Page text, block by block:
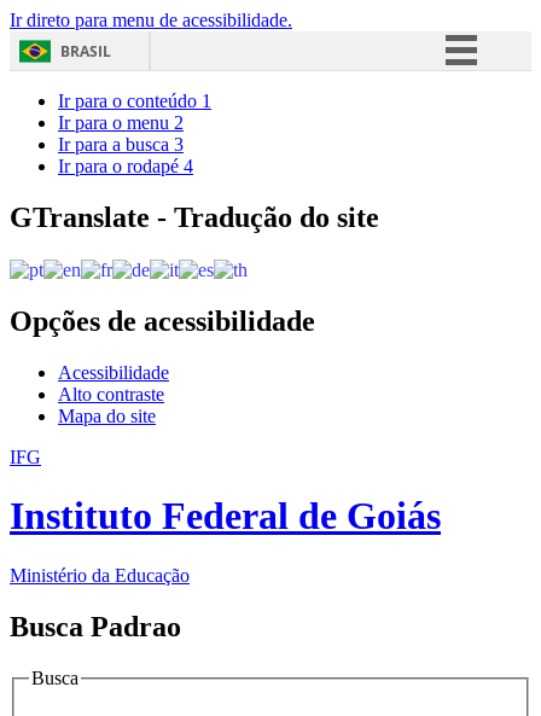
Ir direto para menu de acessibilidade.
BRASIL
Acesso à informação
Ir para o conteúdo 1
Ir para o menu 2
Ir para a busca 3
Ir para o rodapé 4
GTranslate - Tradução do site
Opções de acessibilidade
Acessibilidade
Alto contraste
Mapa do site
IFG
Instituto Federal de Goiás
Ministério da Educação
Busca Padrao
Busca